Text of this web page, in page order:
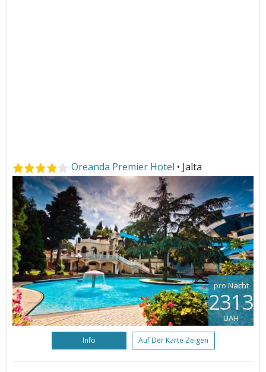
Oreanda Premier Hotel • Jalta
pro Nacht
2313
UAH
Info Auf Der Karte Zeigen